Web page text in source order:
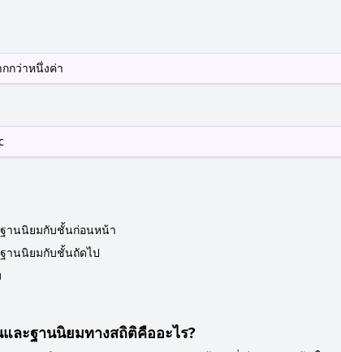
กว่าหนึ่งค่า
านนิยมกับชั้นก่อนหน้า
านนิยมกับชั้นถัดไป
ละฐานนิยมทางสถิติคืออะไร?